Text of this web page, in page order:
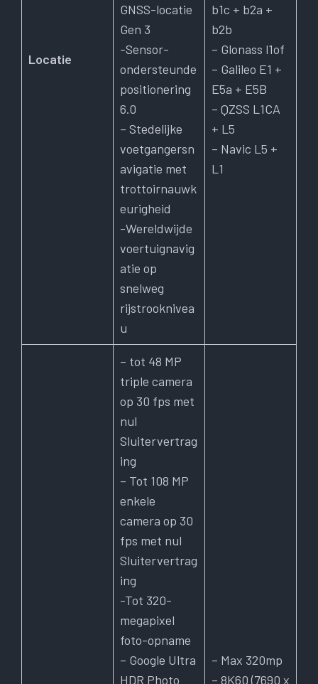
Locatie
GNSS-locatie
Gen 3
-Sensor-
ondersteunde
positionering
6.0
– Stedelijke
voetgangersn
avigatie met
trottoirnauwk
eurigheid
-Wereldwijde
voertuignavig
atie op
snelweg
rijstrooknivea
u
b1c + b2a +
b2b
– Glonass l1of
– Galileo E1 +
E5a + E5B
– QZSS L1CA
+ L5
– Navic L5 +
L1
– tot 48 MP
triple camera
op 30 fps met
nul
Sluitervertrag
ing
– Tot 108 MP
enkele
camera op 30
fps met nul
Sluitervertrag
ing
-Tot 320-
megapixel
foto-opname
– Google Ultra
HDR Photo
– Max 320mp
– 8K60 (7690 x